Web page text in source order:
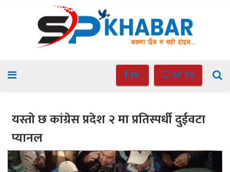
FB SP TV
यस्तो छ कांग्रेस प्रदेश २ मा प्रतिस्पर्धी दुईवटा
प्यानल